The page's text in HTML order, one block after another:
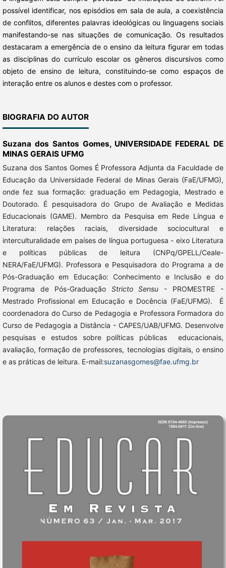
possível identificar, nos episódios em sala de aula, a coexistência
de conflitos, diferentes palavras ideológicas ou linguagens sociais
manifestando-se nas situações de comunicação. Os resultados
destacaram a emergência de o ensino da leitura figurar em todas
as disciplinas do currículo escolar os gêneros discursivos como
objeto de ensino de leitura, constituindo-se como espaços de
interação entre os alunos e destes com o professor.
BIOGRAFIA DO AUTOR
Suzana dos Santos Gomes, UNIVERSIDADE FEDERAL DE
MINAS GERAIS UFMG
Suzana dos Santos Gomes É Professora Adjunta da Faculdade de
Educação da Universidade Federal de Minas Gerais (FaE/UFMG),
onde fez sua formação: graduação em Pedagogia, Mestrado e
Doutorado. É pesquisadora do Grupo de Avaliação e Medidas
Educacionais (GAME). Membro da Pesquisa em Rede Língua e
Literatura: relações raciais, diversidade sociocultural e
interculturalidade em países de língua portuguesa - eixo Literatura
e políticas públicas de leitura (CNPq/GPELL/Ceale-
NERA/FaE/UFMG). Professora e Pesquisadora do Programa a de
Pós-Graduação em Educação: Conhecimento e Inclusão e do
Programa de Pós-Graduação Stricto Sensu
- PROMESTRE -
Mestrado Profissional em Educação e Docência (FaE/UFMG). É
coordenadora do Curso de Pedagogia e Professora Formadora do
Curso de Pedagogia a Distância - CAPES/UAB/UFMG. Desenvolve
pesquisas e estudos sobre políticas públicas educacionais,
avaliação, formação de professores, tecnologias digitais, o ensino
e as práticas de leitura. E-mail:suzanasgomes@fae.ufmg.br